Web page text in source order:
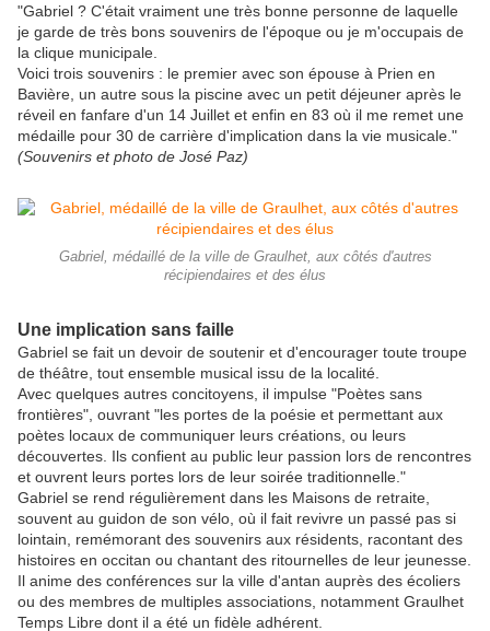
"Gabriel ? C'était vraiment une très bonne personne de laquelle
je garde de très bons souvenirs de l'époque ou je m'occupais de
la clique municipale.
Voici trois souvenirs : le premier avec son épouse à Prien en
Bavière, un autre sous la piscine avec un petit déjeuner après le
réveil en fanfare d'un 14 Juillet et enfin en 83 où il me remet une
médaille pour 30 de carrière d'implication dans la vie musicale."
(Souvenirs et photo de José Paz)
Gabriel, médaillé de la ville de Graulhet, aux côtés d'autres
récipiendaires et des élus
Une implication sans faille
Gabriel se fait un devoir de soutenir et d'encourager toute troupe
de théâtre, tout ensemble musical issu de la localité.
Avec quelques autres concitoyens, il impulse "Poètes sans
frontières", ouvrant "les portes de la poésie et permettant aux
poètes locaux de communiquer leurs créations, ou leurs
découvertes. Ils confient au public leur passion lors de rencontres
et ouvrent leurs portes lors de leur soirée traditionnelle."
Gabriel se rend régulièrement dans les Maisons de retraite,
souvent au guidon de son vélo, où il fait revivre un passé pas si
lointain, remémorant des souvenirs aux résidents, racontant des
histoires en occitan ou chantant des ritournelles de leur jeunesse.
Il anime des conférences sur la ville d'antan auprès des écoliers
ou des membres de multiples associations, notamment Graulhet
Temps Libre dont il a été un fidèle adhérent.